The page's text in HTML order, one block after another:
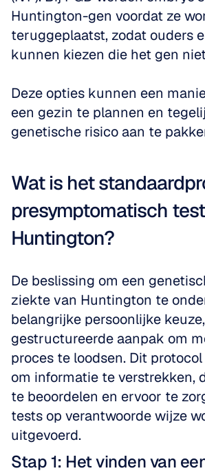
Huntington-gen voordat ze
teruggeplaatst, zodat ouders
kunnen kiezen die het gen
Deze opties kunnen een
een gezin te plannen en
genetische risico aan te
Wat is het
presymptomatisch
Huntington?
De beslissing om een
ziekte van Huntington te
belangrijke persoonlijke
gestructureerde aanpak om
proces te loodsen. Dit
om informatie te verstrekken,
te beoordelen en ervoor te
tests op verantwoorde wijze
uitgevoerd.
Stap 1: Het vinden van